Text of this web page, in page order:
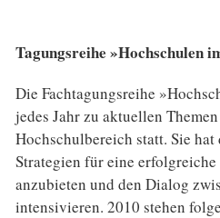
Tagungsreihe »Hochschulen
Die Fachtagungsreihe
jedes Jahr zu aktuellen
Hochschulbereich statt. Sie
Strategien für eine
anzubieten und den Dialog
intensivieren. 2010 stehen